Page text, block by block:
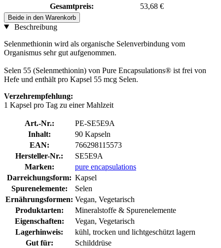
Gesamtpreis:
53,68 €
Beide in den Warenkorb
Beschreibung
Selenmethionin wird als organische Selenverbindung vom
Organismus sehr gut aufgenommen.
Selen 55 (Selenmethionin) von Pure Encapsulations® ist frei von
Hefe und enthält pro Kapsel 55 mcg Selen.
Verzehrempfehlung:
1 Kapsel pro Tag zu einer Mahlzeit
Art.-Nr.:
PE-SE5E9A
Inhalt:
90 Kapseln
EAN:
766298115573
Hersteller-Nr.:
SE5E9A
Marken:
pure encapsulations
Darreichungsform: Kapsel
Spurenelemente:
Selen
Ernährungsformen: Vegan, Vegetarisch
Produktarten:
Mineralstoffe & Spurenelemente
Eigenschaften:
Vegan, Vegetarisch
Lagerhinweis:
kühl, trocken und lichtgeschützt lagern
Gut für:
Schilddrüse